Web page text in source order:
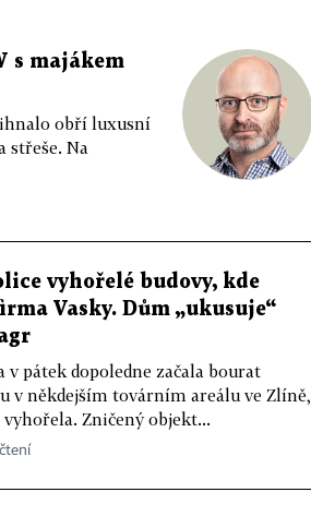
s majákem
obří luxusní
střeše. Na
vyhořelé budovy, kde
Vasky. Dům „ukusuje“
pátek dopoledne začala bourat
v někdejším továrním areálu ve Zlíně,
Zničený objekt...